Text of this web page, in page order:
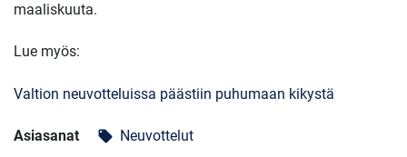
maaliskuuta.
Lue myös:
Valtion neuvotteluissa päästiin puhumaan kikystä
Asiasanat local_offer Neuvottelut